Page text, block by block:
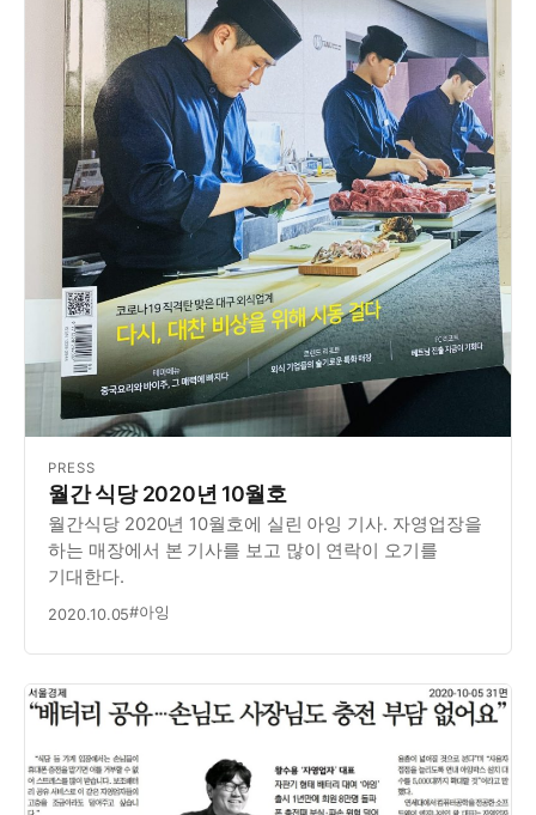
PRESS
월간 식당 2020년 10월호
월간식당 2020년 10월호에 실린 아잉 기사. 자영업장을
하는 매장에서 본 기사를 보고 많이 연락이 오기를
기대한다.
2020.10.05#아잉